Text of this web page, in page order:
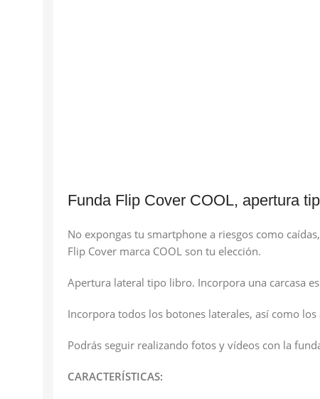
Funda Flip Cover COOL, apertura
No expongas tu smartphone a riesgos como
Flip Cover marca COOL son tu elección.
Apertura lateral tipo libro. Incorpora una carcasa
Incorpora todos los botones laterales, así como
Podrás seguir realizando fotos y vídeos con la
CARACTERÍSTICAS: